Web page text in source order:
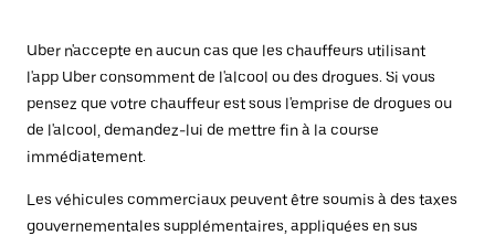
Uber n'accepte en aucun cas que les chauffeurs utilisant
l'app Uber consomment de l'alcool ou des drogues. Si vous
pensez que votre chauffeur est sous l'emprise de drogues ou
de l'alcool, demandez-lui de mettre fin à la course
immédiatement.
Les véhicules commerciaux peuvent être soumis à des taxes
gouvernementales supplémentaires, appliquées en sus